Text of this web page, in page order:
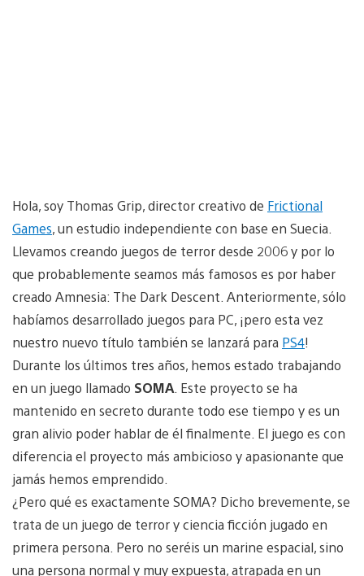
Hola, soy Thomas Grip, director creativo de Frictional
Games, un estudio independiente con base en Suecia.
Llevamos creando juegos de terror desde 2006 y por lo
que probablemente seamos más famosos es por haber
creado Amnesia: The Dark Descent. Anteriormente, sólo
habíamos desarrollado juegos para PC, ¡pero esta vez
nuestro nuevo título también se lanzará para PS4!
Durante los últimos tres años, hemos estado trabajando
en un juego llamado SOMA . Este proyecto se ha
mantenido en secreto durante todo ese tiempo y es un
gran alivio poder hablar de él finalmente. El juego es con
diferencia el proyecto más ambicioso y apasionante que
jamás hemos emprendido.
¿Pero qué es exactamente SOMA? Dicho brevemente, se
trata de un juego de terror y ciencia ficción jugado en
primera persona. Pero no seréis un marine espacial, sino
una persona normal y muy expuesta, atrapada en un